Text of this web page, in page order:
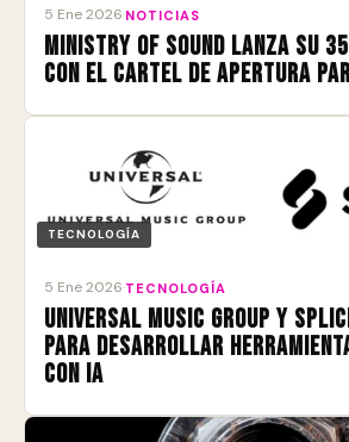
5 Ene 2026 NOTICIAS
Ministry of Sound lanza su
con el cartel de apertura
TECNOLOGÍA
5 Ene 2026 TECNOLOGÍA
Universal Music Group y
para desarrollar
con IA